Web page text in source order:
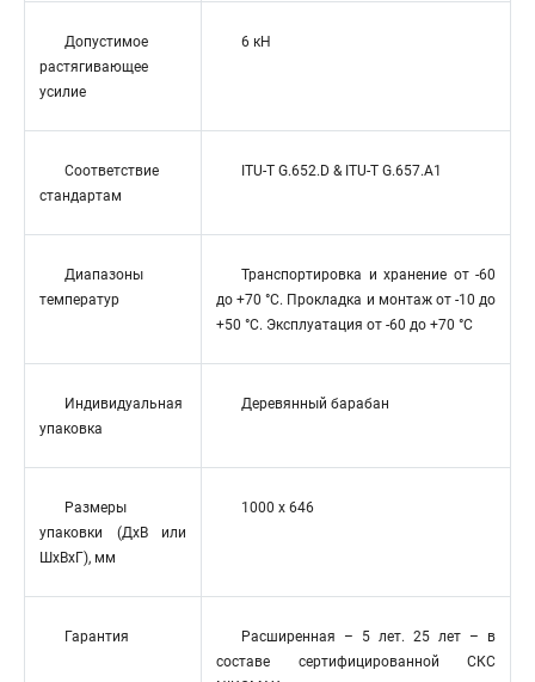
Допустимое
растягивающее
усилие
6 кН
Соответствие
стандартам
ITU-T G.652.D & ITU-T G.657.A1
Диапазоны
температур
Транспортировка и хранение от -60
до +70 °C. Прокладка и монтаж от -10 до
+50 °C. Эксплуатация от -60 до +70 °C
Индивидуальная
упаковка
Деревянный барабан
Размеры
упаковки (ДхВ или
ШхВхГ), мм
1000 х 646
Гарантия
Расширенная – 5 лет. 25 лет – в
составе сертифицированной СКС